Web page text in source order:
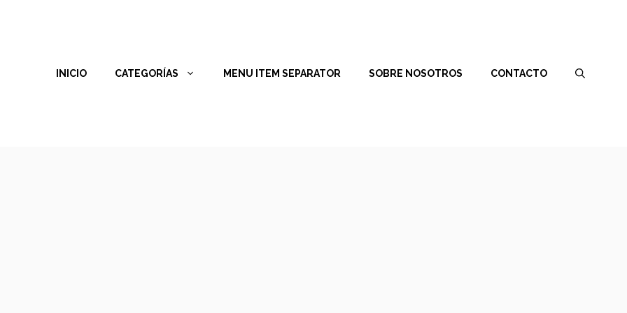
INICIO CATEGORÍAS MENU ITEM SEPARATOR SOBRE NOSOTROS CONTACTO